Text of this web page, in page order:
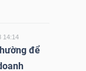
14:14
để